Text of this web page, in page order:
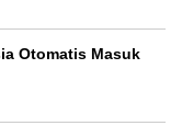
Otomatis Masuk